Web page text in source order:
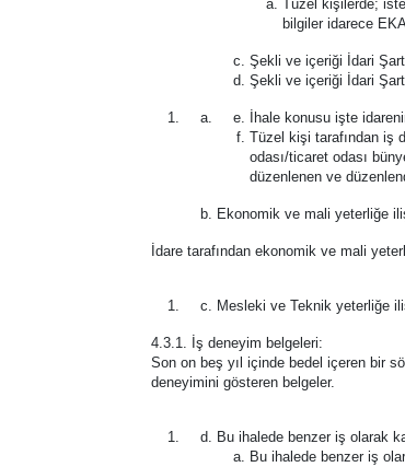
Tüzel kişilerde;
bilgiler idarece
Şekli ve içeriği İdari
Şekli ve içeriği İdari
İhale konusu işte
Tüzel kişi tarafından iş
odası/ticaret odası
düzenlenen ve
Ekonomik ve mali yeterliğe
İdare tarafından ekonomik ve mali
Mesleki ve Teknik yeterliğe
4.3.1. İş deneyim belgeleri:
Son on beş yıl içinde bedel içeren bir
deneyimini gösteren belgeler.
Bu ihalede benzer iş olarak
Bu ihalede benzer iş